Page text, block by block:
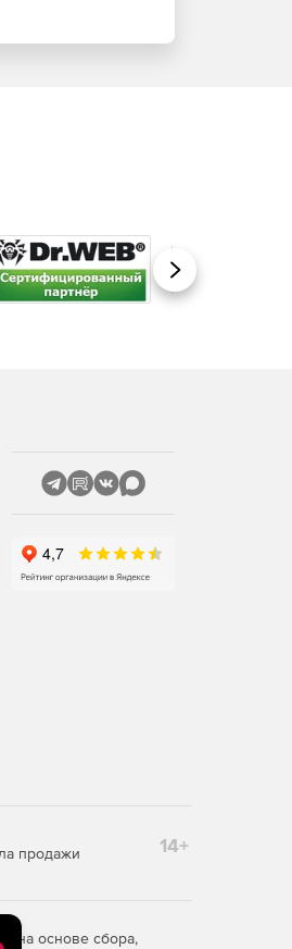
Вперед
продажи 14+
на основе сбора,